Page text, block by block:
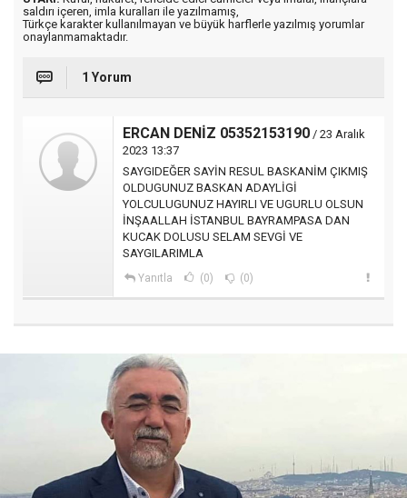
saldırı içeren, imla kuralları ile yazılmamış,
Türkçe karakter kullanılmayan ve büyük harflerle yazılmış yorumlar
onaylanmamaktadır.
1 Yorum
ERCAN DENİZ 05352153190 / 23 Aralık
2023 13:37
SAYGIDEĞER SAYİN RESUL BASKANİM ÇIKMIŞ
OLDUGUNUZ BASKAN ADAYLİGİ
YOLCULUGUNUZ HAYIRLI VE UGURLU OLSUN
İNŞAALLAH İSTANBUL BAYRAMPASA DAN
KUCAK DOLUSU SELAM SEVGİ VE
SAYGILARIMLA
Yanıtla (0) (0)